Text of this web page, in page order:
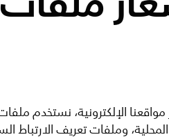
مواقعنا الإلكترونية، نستخدم